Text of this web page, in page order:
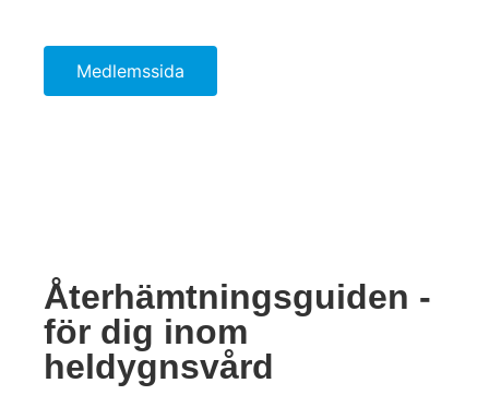
Medlemssida
Återhämtningsguiden -
för dig inom
heldygnsvård